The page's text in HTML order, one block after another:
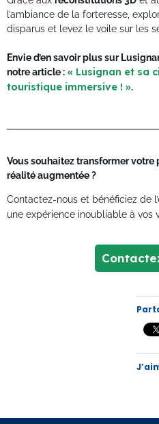
l’ambiance de la forteresse,
disparus et levez le voile sur les
Envie d’en savoir plus sur
notre article : « Lusignan et sa
touristique immersive ! ».
Vous souhaitez transformer
réalité augmentée ?
Contactez-nous et bénéficiez de
une expérience inoubliable à vos